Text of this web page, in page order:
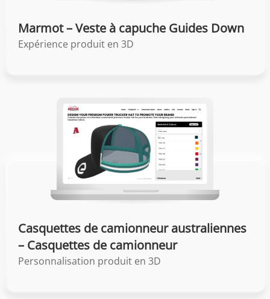
Marmot – Veste à capuche Guides Down
Expérience produit en 3D
Casquettes de camionneur australiennes
– Casquettes de camionneur
Personnalisation produit en 3D